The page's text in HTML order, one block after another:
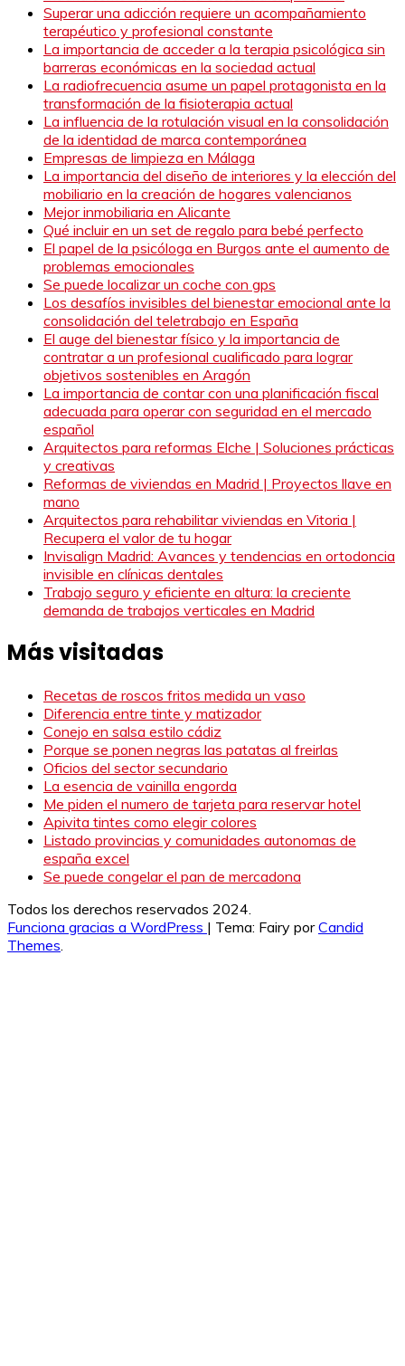
Superar una adicción requiere un acompañamiento
terapéutico y profesional constante
La importancia de acceder a la terapia psicológica sin
barreras económicas en la sociedad actual
La radiofrecuencia asume un papel protagonista en la
transformación de la fisioterapia actual
La influencia de la rotulación visual en la consolidación
de la identidad de marca contemporánea
Empresas de limpieza en Málaga
La importancia del diseño de interiores y la elección del
mobiliario en la creación de hogares valencianos
Mejor inmobiliaria en Alicante
Qué incluir en un set de regalo para bebé perfecto
El papel de la psicóloga en Burgos ante el aumento de
problemas emocionales
Se puede localizar un coche con gps
Los desafíos invisibles del bienestar emocional ante la
consolidación del teletrabajo en España
El auge del bienestar físico y la importancia de
contratar a un profesional cualificado para lograr
objetivos sostenibles en Aragón
La importancia de contar con una planificación fiscal
adecuada para operar con seguridad en el mercado
español
Arquitectos para reformas Elche | Soluciones prácticas
y creativas
Reformas de viviendas en Madrid | Proyectos llave en
mano
Arquitectos para rehabilitar viviendas en Vitoria |
Recupera el valor de tu hogar
Invisalign Madrid: Avances y tendencias en ortodoncia
invisible en clínicas dentales
Trabajo seguro y eficiente en altura: la creciente
demanda de trabajos verticales en Madrid
Más visitadas
Recetas de roscos fritos medida un vaso
Diferencia entre tinte y matizador
Conejo en salsa estilo cádiz
Porque se ponen negras las patatas al freirlas
Oficios del sector secundario
La esencia de vainilla engorda
Me piden el numero de tarjeta para reservar hotel
Apivita tintes como elegir colores
Listado provincias y comunidades autonomas de
españa excel
Se puede congelar el pan de mercadona
Todos los derechos reservados 2024.
Funciona gracias a WordPress | Tema: Fairy porCandid
Themes.